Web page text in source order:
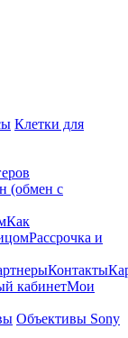
Клетки для
(обмен с
Как
Рассрочка и
Контакты
кабинетМои
Объективы Sony